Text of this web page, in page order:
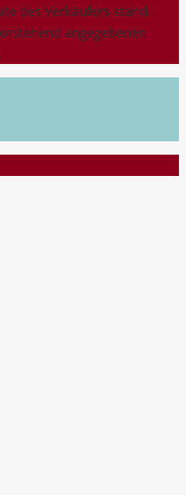
des Verkäufers stand.
angegebenen